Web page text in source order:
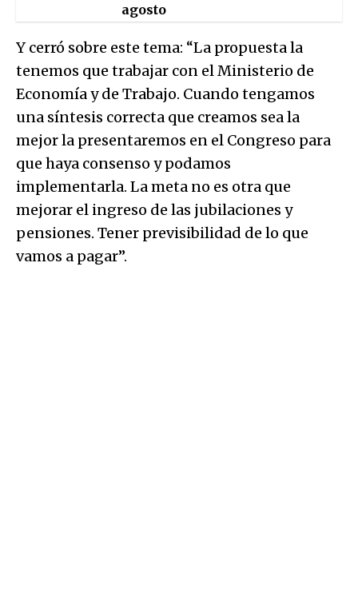
agosto
Y cerró sobre este tema: “La propuesta la
tenemos que trabajar con el Ministerio de
Economía y de Trabajo. Cuando tengamos
una síntesis correcta que creamos sea la
mejor la presentaremos en el Congreso para
que haya consenso y podamos
implementarla. La meta no es otra que
mejorar el ingreso de las jubilaciones y
pensiones. Tener previsibilidad de lo que
vamos a pagar”.